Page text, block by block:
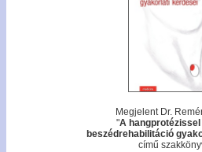
Megjelent Dr.
"A
beszédrehabilitáció
című